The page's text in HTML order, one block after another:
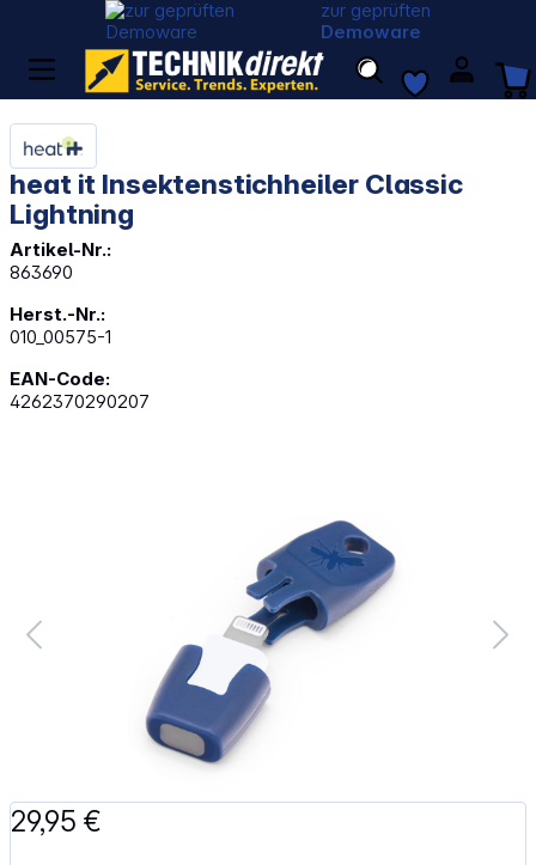
zur geprüften
Demoware
heat it Insektenstichheiler Classic
Lightning
Artikel-Nr.:
863690
Herst.-Nr.:
010_00575-1
EAN-Code:
4262370290207
29,95 €